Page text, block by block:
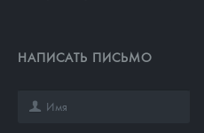
НАПИСАТЬ ПИСЬМО